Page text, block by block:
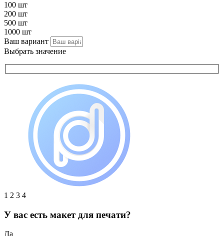
100 шт
200 шт
500 шт
1000 шт
Ваш вариант
Выбрать значение
1 2 3 4
У вас есть макет для печати?
Да